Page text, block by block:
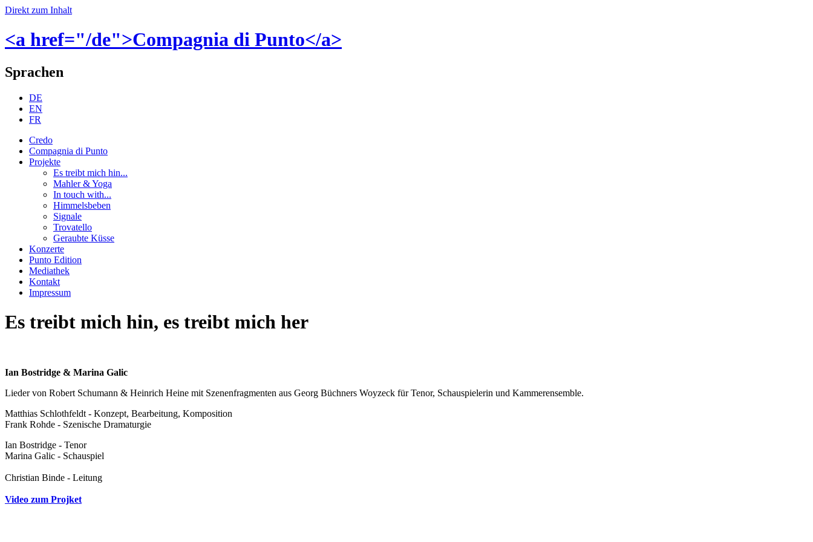
Direkt zum Inhalt
<a href="/de">Compagnia di Punto</a>
Sprachen
DE
EN
FR
Credo
Compagnia di Punto
Projekte
Es treibt mich hin...
Mahler & Yoga
In touch with...
Himmelsbeben
Signale
Trovatello
Geraubte Küsse
Konzerte
Punto Edition
Mediathek
Kontakt
Impressum
Es treibt mich hin, es treibt mich her
Ian Bostridge & Marina Galic
Lieder von Robert Schumann & Heinrich Heine mit Szenenfragmenten aus Georg Büchners Woyzeck für Tenor, Schauspielerin und Kammerensemble.
Matthias Schlothfeldt - Konzept, Bearbeitung, Komposition
Frank Rohde - Szenische Dramaturgie
Ian Bostridge - Tenor
Marina Galic - Schauspiel
Christian Binde - Leitung
Video zum Projket